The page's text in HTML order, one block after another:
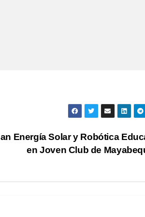
Energía Solar y Robótica
en Joven Club de